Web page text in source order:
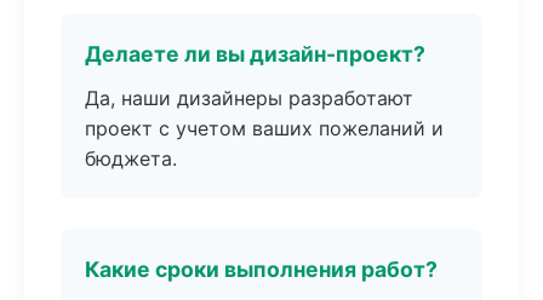
Делаете ли вы дизайн-проект?
Да, наши дизайнеры разработают
проект с учетом ваших пожеланий и
бюджета.
Какие сроки выполнения работ?